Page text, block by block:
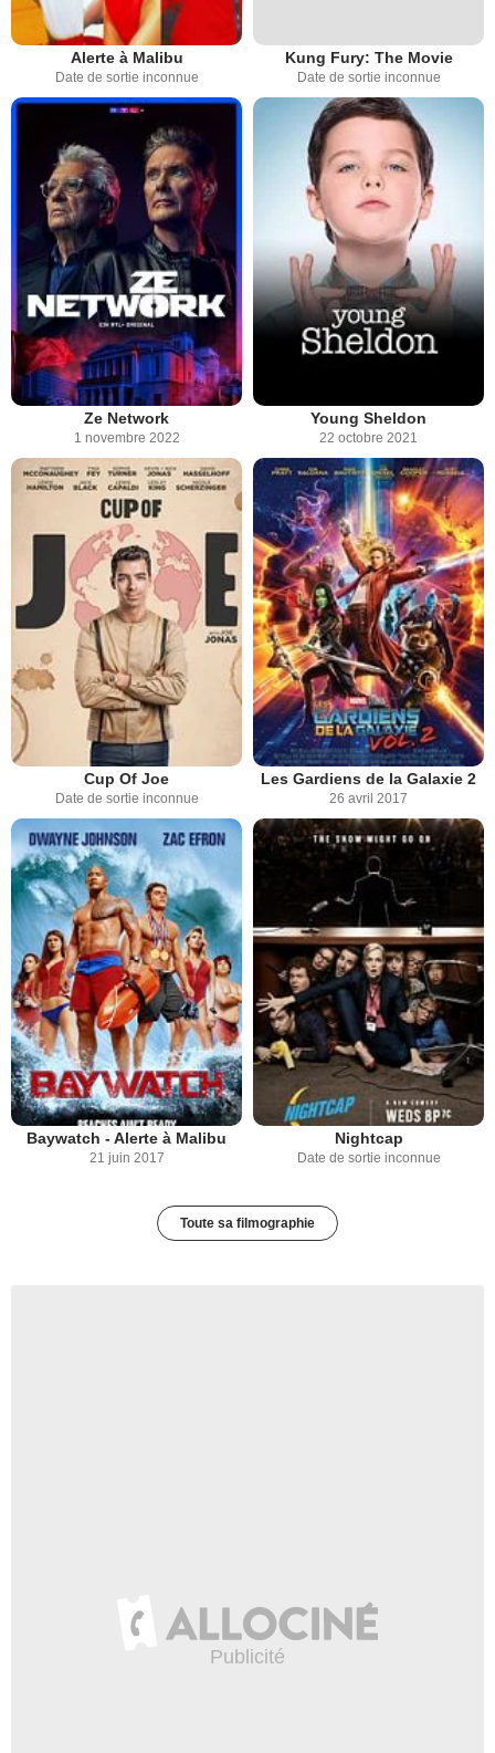
Alerte à Malibu
Date de sortie inconnue
Kung Fury: The Movie
Date de sortie inconnue
Ze Network
1 novembre 2022
Young Sheldon
22 octobre 2021
Cup Of Joe
Date de sortie inconnue
Les Gardiens de la Galaxie 2
26 avril 2017
Baywatch - Alerte à Malibu
21 juin 2017
Nightcap
Date de sortie inconnue
Toute sa filmographie